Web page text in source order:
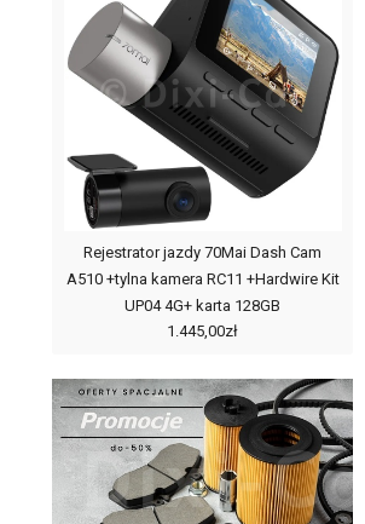
Rejestrator jazdy 70Mai Dash Cam
A510 +tylna kamera RC11 +Hardwire Kit
UP04 4G+ karta 128GB
1.445,00zł